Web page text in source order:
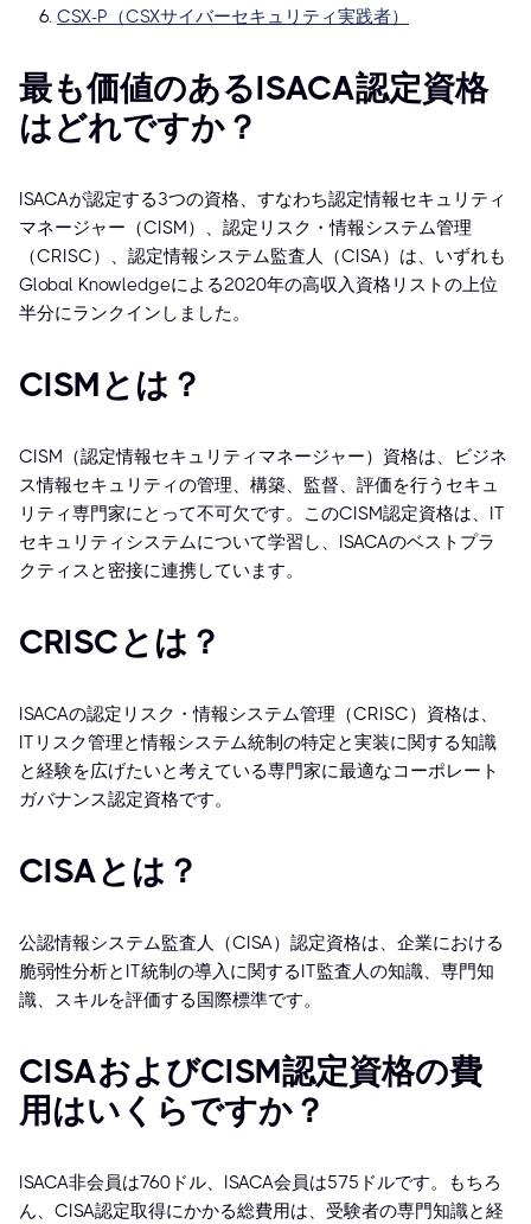
CSX-P（CSXサイバーセキュリティ実践者）
最も価値のあるISACA認定資格
はどれですか？
ISACAが認定する3つの資格、すなわち認定情報セキュリティ
マネージャー（CISM）、認定リスク・情報システム管理
（CRISC）、認定情報システム監査人（CISA）は、いずれも
Global Knowledgeによる2020年の高収入資格リストの上位
半分にランクインしました。
CISMとは？
CISM（認定情報セキュリティマネージャー）資格は、ビジネ
ス情報セキュリティの管理、構築、監督、評価を行うセキュ
リティ専門家にとって不可欠です。このCISM認定資格は、IT
セキュリティシステムについて学習し、ISACAのベストプラ
クティスと密接に連携しています。
CRISCとは？
ISACAの認定リスク・情報システム管理（CRISC）資格は、
ITリスク管理と情報システム統制の特定と実装に関する知識
と経験を広げたいと考えている専門家に最適なコーポレート
ガバナンス認定資格です。
CISAとは？
公認情報システム監査人（CISA）認定資格は、企業における
脆弱性分析とIT統制の導入に関するIT監査人の知識、専門知
識、スキルを評価する国際標準です。
CISAおよびCISM認定資格の費
用はいくらですか？
ISACA非会員は760ドル、ISACA会員は575ドルです。もちろ
ん、CISA認定取得にかかる総費用は、受験者の専門知識と経